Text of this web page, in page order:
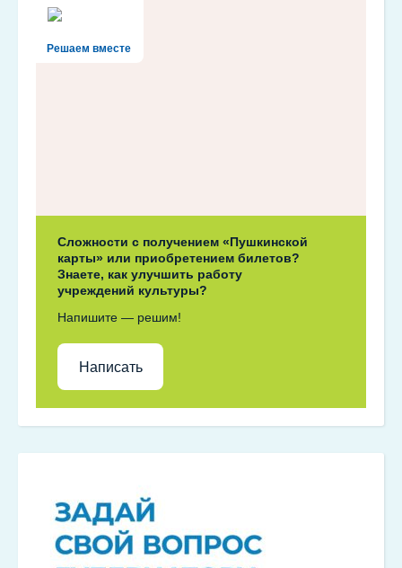
Решаем вместе
Сложности с получением «Пушкинской
карты» или приобретением билетов?
Знаете, как улучшить работу
учреждений культуры?
Напишите — решим!
Написать